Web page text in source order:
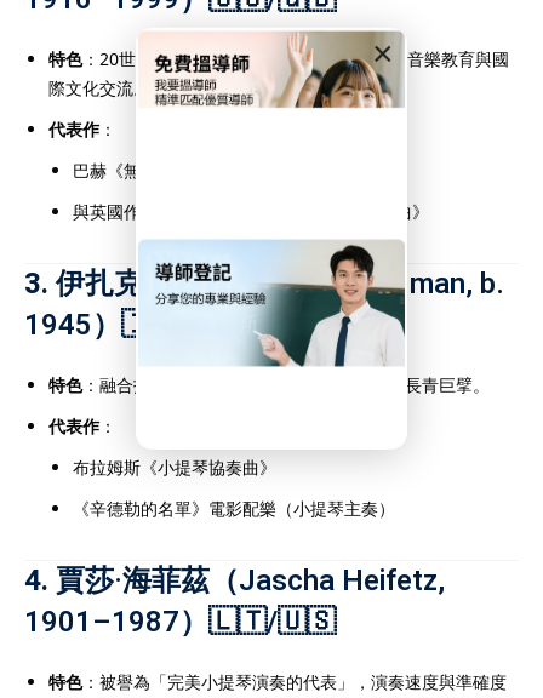
DSE補
級甚至5**的關鍵一步，
的重要保障。
×
特色：20世紀最具影響力的小提琴家之一，推廣音樂教育與國
際文化交流。
代表作：
巴赫《無伴奏小提琴奏鳴曲與組曲》
與英國作曲家艾爾加合作錄製《小提琴協奏曲》
3.伊扎克·帕爾曼（Itzhak Perlman, b.
1945）🇮🇱/🇺🇸
特色：融合技巧、情感與音樂性，為古典音樂界長青巨擘。
代表作：
布拉姆斯《小提琴協奏曲》
《辛德勒的名單》電影配樂（小提琴主奏）
4. 賈莎·海菲茲（Jascha Heifetz,
1901–1987）🇱🇹/🇺🇸
特色：被譽為「完美小提琴演奏的代表」，演奏速度與準確度